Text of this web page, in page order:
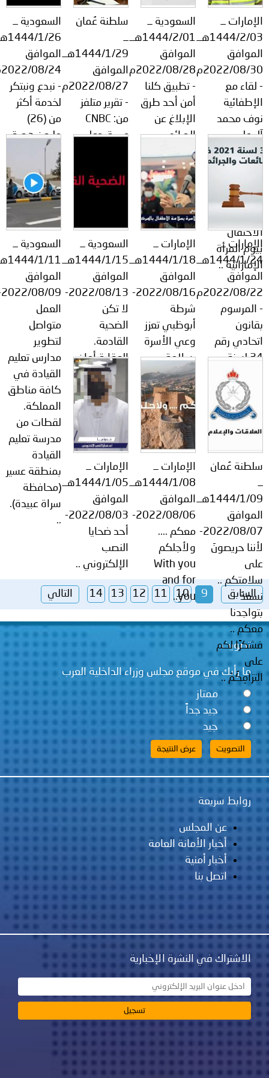
إنجازات
توعوية
الخدمات
الإلكترونية
صور
أصداء
الأمانة
إعلانات
من
نحن
اتصل
الإمارات ــ
1444/2/03هــ
الموافق
2022/08/30م
- لقاء مع
الإطفائية
نوف محمد
آل علي-
القيادة
المدني على
الاحتفال
بيوم المرأة
الإماراتية ..
السعودية ــ
1444/2/01هــ
الموافق
2022/08/28م
- تطبيق كلنا
أمن أحد طرق
الإبلاغ عن
الجرائم
المعلوماتية.
الوقاية أمان
سلطنة عُمان
ــ
1444/1/29هــ
الموافق
2022/08/27م
- تقرير متلفز
من: CNBC
عربية حول
المرورية إلى
السعودية ــ
1444/1/26هــ
الموافق
2022/08/24م
- نبدع ونبتكر
لخدمة أكثر
من (26)
مليون هوية
رقمية عبر
منصة #أبشر..
الإمارات ــ
1444/1/24هــ
الموافق
2022/08/22م
- المرسوم
بقانون
اتحادي رقم
34 لسنة
2021 في
شأن مكافحة
الشائعات
والجرائم
الإلكترونية ..
الإمارات ــ
1444/1/18هــ
الموافق
2022/08/16-
شرطة
أبوظبي تعزز
وعي الأسرة
بسلامة
الأطفال في
المركبات ..
السعودية ــ
1444/1/15هــ
الموافق
2022/08/13-
لا تكن
الضحية
القادمة.
الوقاية أمان
السعودية ــ
1444/1/11هــ
الموافق
2022/08/09-
العمل
متواصل
لتطوير
مدارس تعليم
القيادة في
كافة مناطق
المملكة.
لقطات من
مدرسة تعليم
القيادة
بمنطقة عسير
(محافظة
سراة عبيدة).
سلطنة عُمان
1444/1/09هــ
الموافق
2022/08/07-
لأننا حريصونَ
على
سلامتكم ..
نسعدُ
بتواجدنا
معكم ..
فشكرًا لكم
على
التزامِكُمْ ..
الإمارات ــ
1444/1/08هــ
الموافق
2022/08/06-
معكم ....
ولأجلكم
With you
and for
you..
الإمارات ــ
1444/1/05هــ
الموافق
2022/08/03-
أحد ضحايا
النصب
الإلكتروني ..
السابق 9
10
11
12
13
14 التالي
تصويت
ما رأيك في موقع مجلس وزراء الداخلية العرب
ممتاز
جيد جداً
جيد
روابط سريعة
عن المجلس
أخبار الأمانة العامة
أخبار أمنية
اتصل بنا
الاشتراك في النشرة الإخبارية